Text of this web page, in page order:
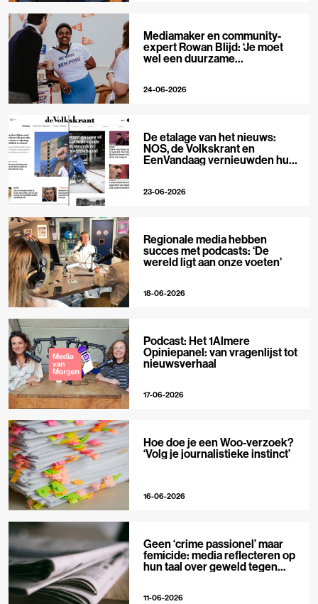
Mediamaker en community-
expert Rowan Blijd: ‘Je moet
wel een duurzame
24-06-2026
De etalage van het nieuws:
NOS, de Volkskrant en
EenVandaag vernieuwden hun
23-06-2026
Regionale media hebben
succes met podcasts: ‘De
wereld ligt aan onze voeten’
18-06-2026
Podcast: Het 1Almere
Opiniepanel: van vragenlijst tot
nieuwsverhaal
17-06-2026
Hoe doe je een Woo-verzoek?
‘Volg je journalistieke instinct’
16-06-2026
Geen ‘crime passionel’ maar
femicide: media reflecteren op
hun taal over geweld tegen
11-06-2026